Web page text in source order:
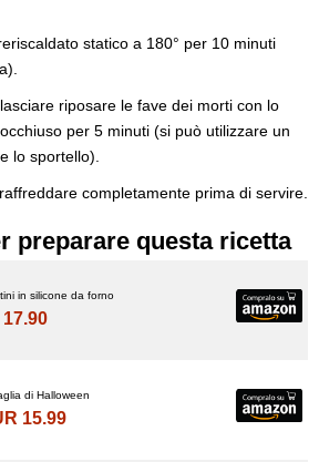
statico a 180° per 10 minuti
riposare le fave dei morti con lo
per 5 minuti (si può utilizzare un
lo sportello).
completamente prima di servire.
preparare questa ricetta
in silicone da forno
17.90
di Halloween
15.99